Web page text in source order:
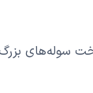
سوله‌های